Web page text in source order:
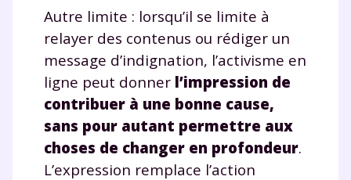
Autre limite : lorsqu’il se limite à
relayer des contenus ou rédiger un
message d’indignation, l’activisme en
ligne peut donner l’impression de
contribuer à une bonne cause,
sans pour autant permettre aux
choses de changer en profondeur.
L’expression remplace l’action
plateforme de soutien
scolaire !
Fiches de cours et vidéos,exercices
corrigés
podcasts de révisions
Un espace dédié aux parentspour
suivre les progrès
Tout le programme scolaire du CP à
la Terminale